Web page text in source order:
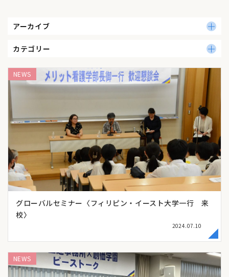
アーカイブ
カテゴリー
グローバルセミナー〈フィリピン・イースト大学一行 来
校〉
2024.07.10
NEWS
NEWS